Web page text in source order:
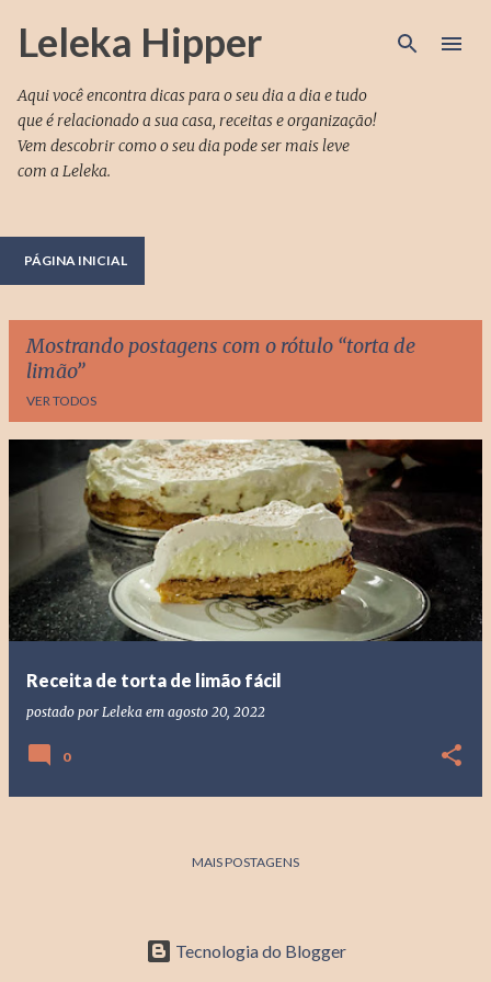
Pular para o conteúdo principal
Leleka Hipper
Aqui você encontra dicas para o seu dia a dia e tudo
que é relacionado a sua casa, receitas e organização!
Vem descobrir como o seu dia pode ser mais leve
com a Leleka.
PÁGINA INICIAL
Mostrando postagens com o rótulo torta de
limão
VER TODOS
g
Receita de torta de limão fácil
postado por Leleka em agosto 20, 2022
0
MAIS POSTAGENS
Tecnologia do Blogger